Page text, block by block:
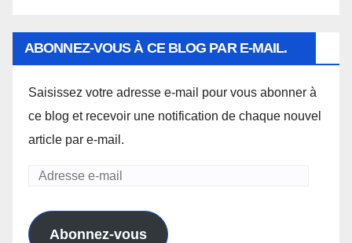
ABONNEZ-VOUS À CE BLOG PAR E-MAIL.
Saisissez votre adresse e-mail pour vous abonner à
ce blog et recevoir une notification de chaque nouvel
article par e-mail.
Adresse
mail
Abonnez-vous